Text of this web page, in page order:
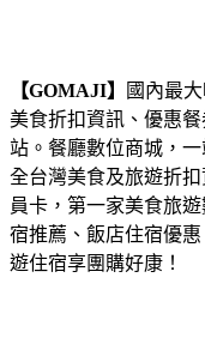
【GOMAJI】
國內最
美食折扣資訊、優惠
站。餐廳數位商城，
全台灣美食及旅遊折
員卡，第一家美食旅
宿推薦、飯店住宿優
遊住宿享團購好康！